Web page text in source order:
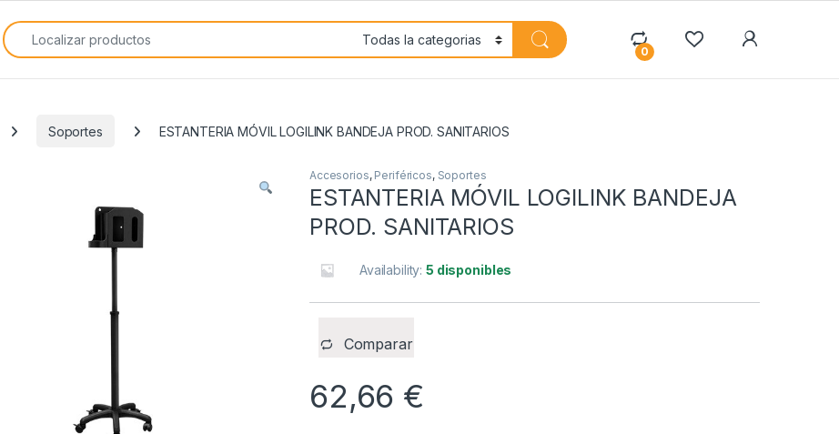
Search for:
0
Soportes ESTANTERIA MÓVIL LOGILINK BANDEJA PROD. SANITARIOS
Accesorios, Periféricos, Soportes
ESTANTERIA MÓVIL LOGILINK BANDEJA
PROD. SANITARIOS
Availability:5 disponibles
Comparar
62,66 €